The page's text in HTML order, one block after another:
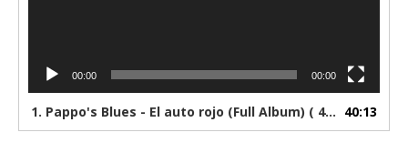
00:00 00:00
1. Pappo's Blues - El auto rojo (Full Album) ( 480 X 640 ) 40:13